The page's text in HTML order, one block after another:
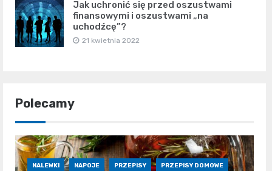
Jak uchronić się przed oszustwami
finansowymi i oszustwami „na
uchodźcę”?
21 kwietnia 2022
Polecamy
NALEWKI NAPOJE PRZEPISY PRZEPISY DOMOWE